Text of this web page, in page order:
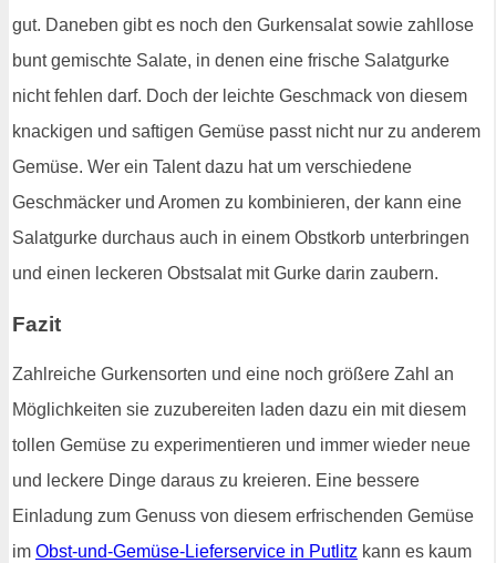
gut. Daneben gibt es noch den Gurkensalat sowie zahllose
bunt gemischte Salate, in denen eine frische Salatgurke
nicht fehlen darf. Doch der leichte Geschmack von diesem
knackigen und saftigen Gemüse passt nicht nur zu anderem
Gemüse. Wer ein Talent dazu hat um verschiedene
Geschmäcker und Aromen zu kombinieren, der kann eine
Salatgurke durchaus auch in einem Obstkorb unterbringen
und einen leckeren Obstsalat mit Gurke darin zaubern.
Fazit
Zahlreiche Gurkensorten und eine noch größere Zahl an
Möglichkeiten sie zuzubereiten laden dazu ein mit diesem
tollen Gemüse zu experimentieren und immer wieder neue
und leckere Dinge daraus zu kreieren. Eine bessere
Einladung zum Genuss von diesem erfrischenden Gemüse
im Obst-und-Gemüse-Lieferservice in Putlitz kann es kaum